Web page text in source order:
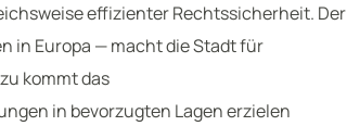
effizienter Rechtssicherheit. Der
in Europa — macht die Stadt für
kommt das
in bevorzugten Lagen erzielen